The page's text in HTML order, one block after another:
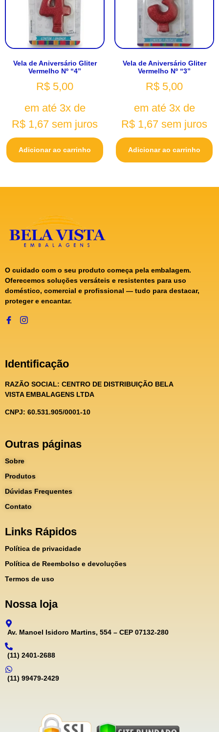
Vela de Aniversário Gliter
Vermelho Nº “4”
R$ 5,00
em até 3x de
R$ 1,67 sem juros
Adicionar ao carrinho
Vela de Aniversário Gliter
Vermelho Nº “3”
R$ 5,00
em até 3x de
R$ 1,67 sem juros
Adicionar ao carrinho
O cuidado com o seu produto começa pela embalagem.
Oferecemos soluções versáteis e resistentes para uso
doméstico, comercial e profissional — tudo para destacar,
proteger e encantar.
Identificação
RAZÃO SOCIAL: CENTRO DE DISTRIBUIÇÃO BELA
VISTA EMBALAGENS LTDA
CNPJ: 60.531.905/0001-10
Outras páginas
Sobre
Produtos
Dúvidas Frequentes
Contato
Links Rápidos
Política de privacidade
Política de Reembolso e devoluções
Termos de uso
Nossa loja
Av. Manoel Isidoro Martins, 554 – CEP 07132-280
(11) 2401-2688
(11) 99479-2429